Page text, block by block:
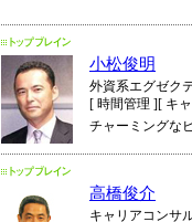
小松俊明
外資系エグゼク
[ 時間管理 ][ キ
チャーミングな
高橋俊介
キャリアコンサ